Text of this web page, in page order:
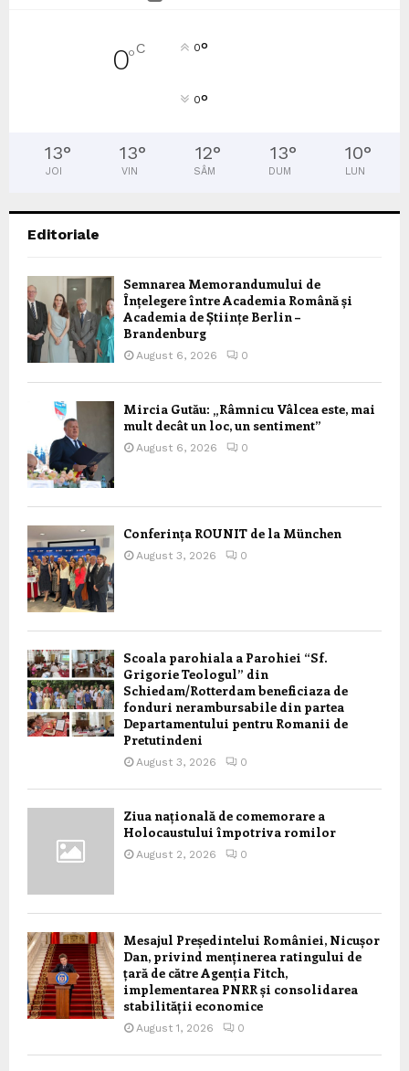
0°C 0°
0°
13°
JOI
13°
VIN
12°
SÂM
13°
DUM
10°
LUN
Editoriale
Semnarea Memorandumului de
Înțelegere între Academia Română și
Academia de Științe Berlin –
Brandenburg
August 6, 2026 0
Mircia Gutău: „Râmnicu Vâlcea este, mai
mult decât un loc, un sentiment”
August 6, 2026 0
Conferința ROUNIT de la München
August 3, 2026 0
Scoala parohiala a Parohiei “Sf.
Grigorie Teologul” din
Schiedam/Rotterdam beneficiaza de
fonduri nerambursabile din partea
Departamentului pentru Romanii de
Pretutindeni
August 3, 2026 0
Ziua națională de comemorare a
Holocaustului împotriva romilor
August 2, 2026 0
Mesajul Președintelui României, Nicușor
Dan, privind menținerea ratingului de
țară de către Agenția Fitch,
implementarea PNRR și consolidarea
stabilității economice
August 1, 2026 0